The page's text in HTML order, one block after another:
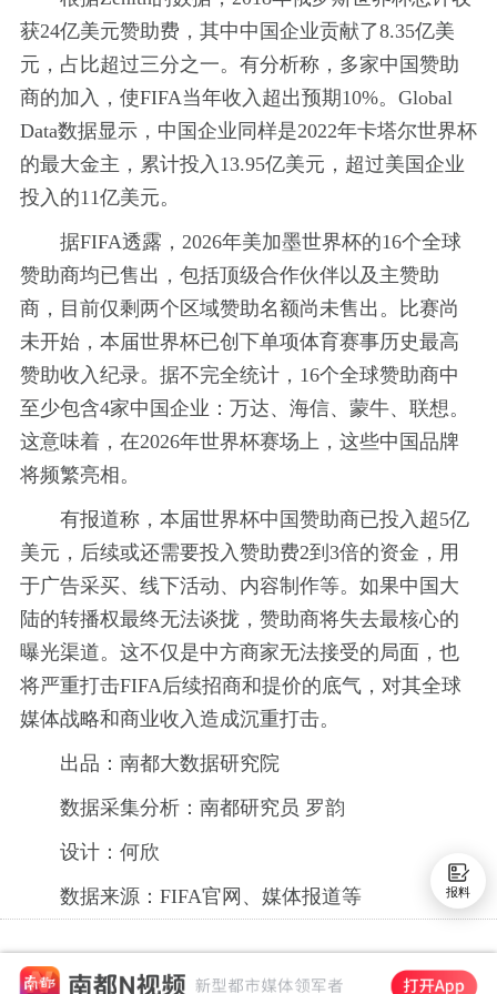
获24亿美元赞助费，其中中国企业贡献了8.35亿美
元，占比超过三分之一。有分析称，多家中国赞助
商的加入，使FIFA当年收入超出预期10%。Global
Data数据显示，中国企业同样是2022年卡塔尔世界杯
的最大金主，累计投入13.95亿美元，超过美国企业
投入的11亿美元。
据FIFA透露，2026年美加墨世界杯的16个全球
赞助商均已售出，包括顶级合作伙伴以及主赞助
商，目前仅剩两个区域赞助名额尚未售出。比赛尚
未开始，本届世界杯已创下单项体育赛事历史最高
赞助收入纪录。据不完全统计，16个全球赞助商中
至少包含4家中国企业：万达、海信、蒙牛、联想。
这意味着，在2026年世界杯赛场上，这些中国品牌
将频繁亮相。
有报道称，本届世界杯中国赞助商已投入超5亿
美元，后续或还需要投入赞助费2到3倍的资金，用
于广告采买、线下活动、内容制作等。如果中国大
陆的转播权最终无法谈拢，赞助商将失去最核心的
曝光渠道。这不仅是中方商家无法接受的局面，也
将严重打击FIFA后续招商和提价的底气，对其全球
媒体战略和商业收入造成沉重打击。
出品：南都大数据研究院
数据采集分析：南都研究员 罗韵
设计：何欣
数据来源：FIFA官网、媒体报道等
报料